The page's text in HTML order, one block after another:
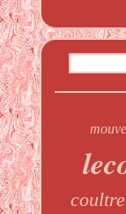
coultre